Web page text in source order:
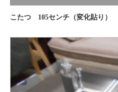
こたつ 105センチ（変化貼り）